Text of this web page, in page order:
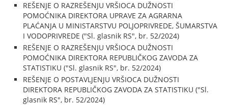
REŠENJE O RAZREŠENJU VRŠIOCA DUŽNOSTI
POMOĆNIKA DIREKTORA UPRAVE ZA AGRARNA
PLAĆANJA U MINISTARSTVU POLJOPRIVREDE, ŠUMARSTVA
I VODOPRIVREDE ("Sl. glasnik RS", br. 52/2024)
REŠENJE O RAZREŠENJU VRŠIOCA DUŽNOSTI
POMOĆNIKA DIREKTORA REPUBLIČKOG ZAVODA ZA
STATISTIKU ("Sl. glasnik RS", br. 52/2024)
REŠENJE O POSTAVLJENJU VRŠIOCA DUŽNOSTI
DIREKTORA REPUBLIČKOG ZAVODA ZA STATISTIKU ("Sl.
glasnik RS", br. 52/2024)